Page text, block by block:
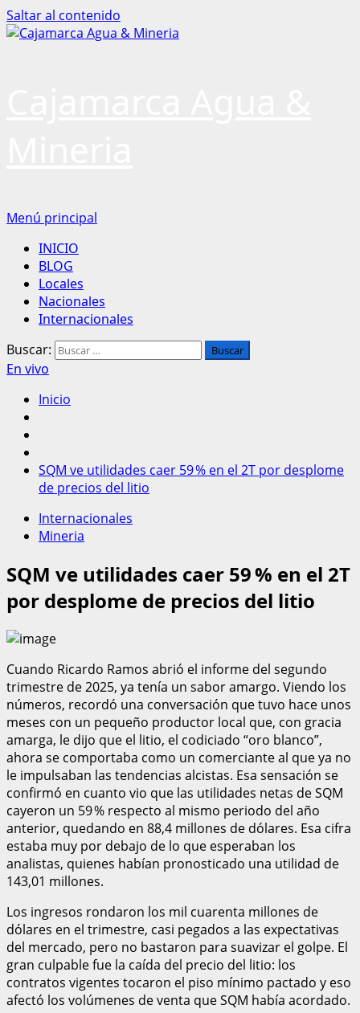
Saltar al contenido
Menú principal
INICIO
BLOG
Locales
Nacionales
Internacionales
Buscar:
En vivo
Inicio
SQM ve utilidades caer 59 % en el 2T por desplome
de precios del litio
Internacionales
Mineria
SQM ve utilidades caer 59 % en el 2T
por desplome de precios del litio
Cuando Ricardo Ramos abrió el informe del segundo
trimestre de 2025, ya tenía un sabor amargo. Viendo los
números, recordó una conversación que tuvo hace unos
meses con un pequeño productor local que, con gracia
amarga, le dijo que el litio, el codiciado “oro blanco”,
ahora se comportaba como un comerciante al que ya no
le impulsaban las tendencias alcistas. Esa sensación se
confirmó en cuanto vio que las utilidades netas de SQM
cayeron un 59 % respecto al mismo periodo del año
anterior, quedando en 88,4 millones de dólares. Esa cifra
estaba muy por debajo de lo que esperaban los
analistas, quienes habían pronosticado una utilidad de
143,01 millones.
Los ingresos rondaron los mil cuarenta millones de
dólares en el trimestre, casi pegados a las expectativas
del mercado, pero no bastaron para suavizar el golpe. El
gran culpable fue la caída del precio del litio: los
contratos vigentes tocaron el piso mínimo pactado y eso
afectó los volúmenes de venta que SQM había acordado.